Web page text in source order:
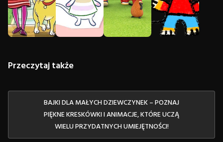
Przeczytaj także
BAJKI DLA MAŁYCH DZIEWCZYNEK – POZNAJ
PIĘKNE KRESKÓWKI I ANIMACJE, KTÓRE UCZĄ
WIELU PRZYDATNYCH UMIEJĘTNOŚCI!